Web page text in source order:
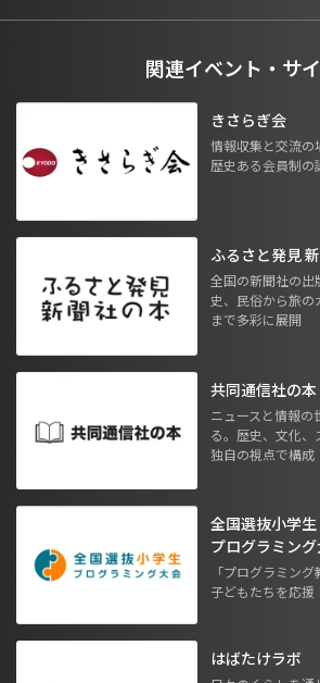
関連イベント・サ
きさらぎ会
情報収集と交流の
歴史ある会員制の
ふるさと発見
全国の新聞社の出
史、民俗から旅の
まで多彩に展開
共同通信社の本
ニュースと情報の
る。歴史、文化、
独自の視点で構成
全国選抜小学生
プログラミン
「プログラミン
子どもたちを応援
はばたけラボ